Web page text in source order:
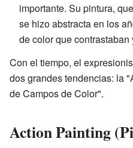
importante. Su pintura,
se hizo abstracta en los
de color que
Con el tiempo, el
dos grandes tendencias: la
de Campos de Color".
Action Painting